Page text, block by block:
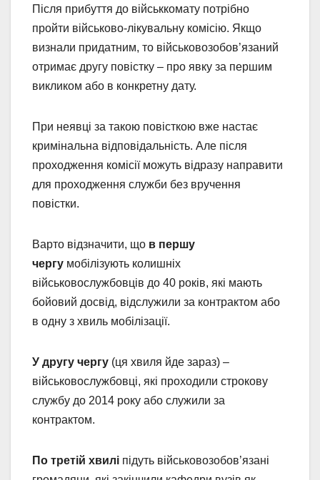
Після прибуття до військкомату потрібно
пройти військово-лікувальну комісію. Якщо
визнали придатним, то військовозобов’язаний
отримає другу повістку – про явку за першим
викликом або в конкретну дату.
При неявці за такою повісткою вже настає
кримінальна відповідальність. Але після
проходження комісії можуть відразу направити
для проходження служби без вручення
повістки.
Варто відзначити, що в першу
чергу мобілізують колишніх
військовослужбовців до 40 років, які мають
бойовий досвід, відслужили за контрактом або
в одну з хвиль мобілізації.
У другу чергу (ця хвиля йде зараз) –
військовослужбовці, які проходили строкову
службу до 2014 року або служили за
контрактом.
По третій хвилі підуть військовозобов’язані